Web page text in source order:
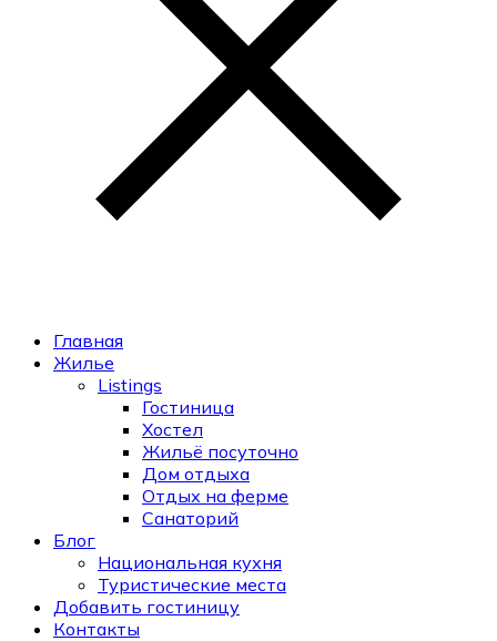
Главная
Жилье
Listings
Гостиница
Хостел
Жильё посуточно
Дом отдыха
Отдых на ферме
Санаторий
Блог
Национальная кухня
Туристические места
Добавить гостиницу
Контакты